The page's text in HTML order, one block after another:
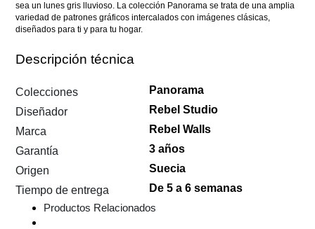
sea un lunes gris lluvioso. La colección Panorama se trata de una amplia
variedad de patrones gráficos intercalados con imágenes clásicas,
diseñados para ti y para tu hogar.
Descripción técnica
Colecciones
Panorama
Diseñador
Rebel Studio
Marca
Rebel Walls
Garantía
3 años
Origen
Suecia
Tiempo de entrega
De 5 a 6 semanas
Productos Relacionados